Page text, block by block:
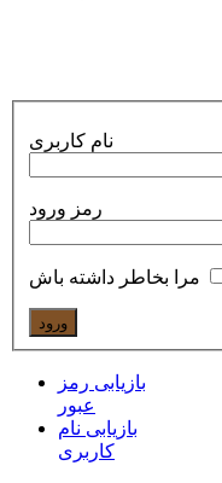
نام کاربری
رمز ورود
مرا بخاطر داشته باش
بازیابی رمز
عبور
بازیابی نام
کاربری